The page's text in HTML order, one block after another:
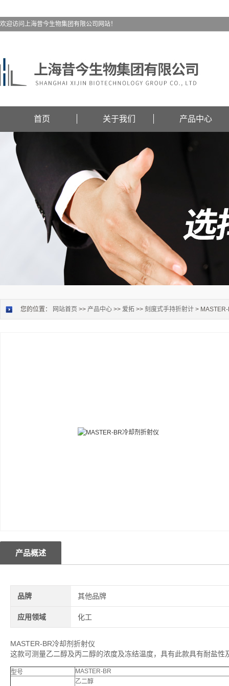
欢迎访问上海昔今生物集团有限公司网站！
首页 关于我们 产品中心
您的位置： 网站首页 >> 产品中心 >> 爱拓 >> 刻度式手持折射计 >
产品概述
品牌 其他品牌
应用领域 化工
MASTER-BR冷却剂折射仪
这款可测量乙二醇及丙二醇的浓度及冻结温度，具有此款具有耐盐性
型号 MASTER-BR
乙二醇